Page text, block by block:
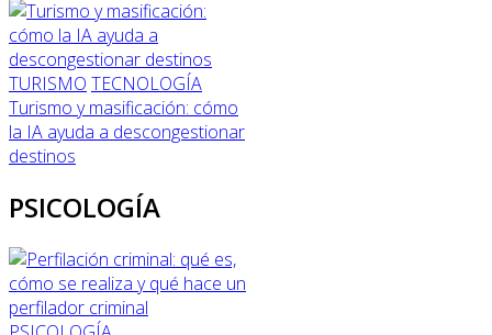
TURISMO TECNOLOGÍA
Turismo y masificación: cómo
la IA ayuda a descongestionar
destinos
PSICOLOGÍA